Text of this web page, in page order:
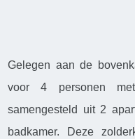
Gelegen aan de
voor 4 personen
samengesteld uit 2
badkamer. Deze